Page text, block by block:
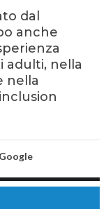
dal
anche
adulti, nella
nella